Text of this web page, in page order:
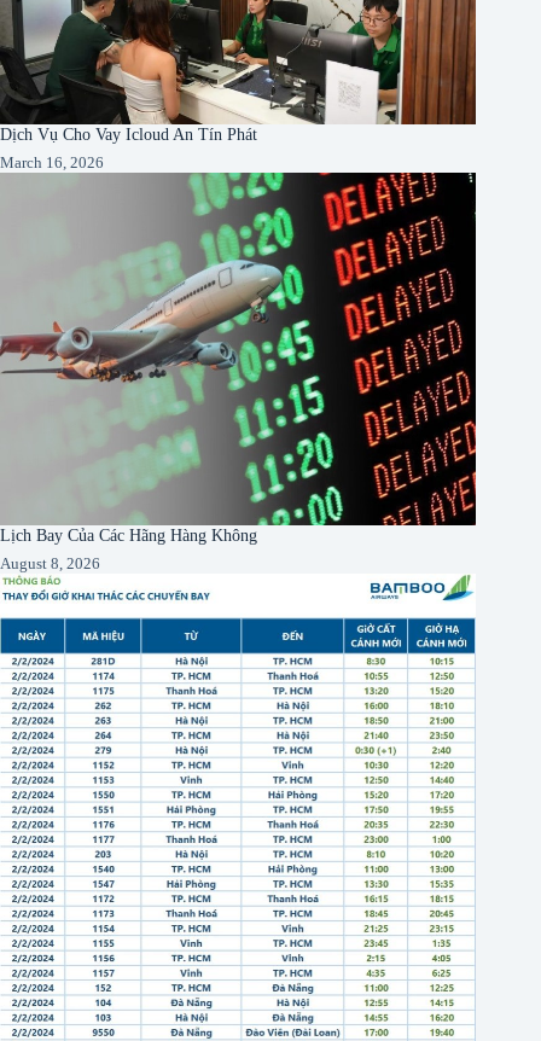
Dịch Vụ Cho Vay Icloud An Tín Phát
March 16, 2026
Lịch Bay Của Các Hãng Hàng Không
August 8, 2026